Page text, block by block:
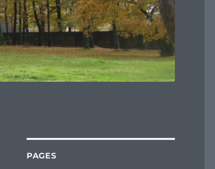
PAGES